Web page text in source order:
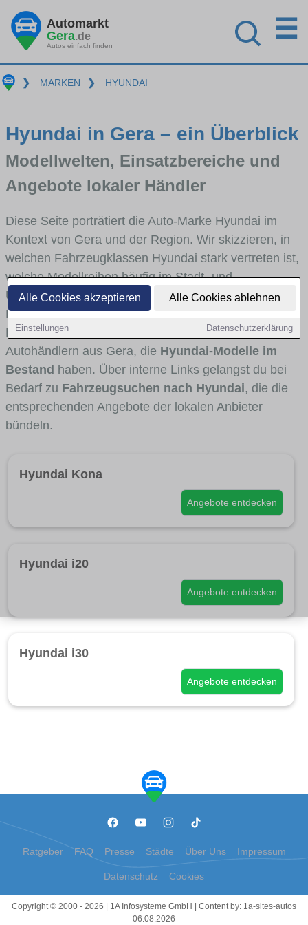
Alle Cookies akzeptieren Alle Cookies ablehnen
Einstellungen Datenschutzerklärung
Automarkt
Gera.de
Autos einfach finden
☰
❯ MARKEN ❯ HYUNDAI
Hyundai in Gera – ein Überblick
Modellwelten, Einsatzbereiche und
Angebote lokaler Händler
Diese Seite porträtiert die Auto-Marke Hyundai im
Kontext von Gera und der Region. Wir skizzieren, in
welchen Fahrzeugklassen Hyundai stark vertreten ist,
welche Modellreihen häufig im Stadt- und
Umlandverkehr zu sehen sind und für welche
Fahrertypen die Marke interessant ist. Viele
Fahrzeuge stammen von Autohäusern und
Autohändlern aus Gera, die Hyundai-Modelle im
Bestand haben. Über interne Links gelangst du bei
Bedarf zu Fahrzeugsuchen nach Hyundai, die die
entsprechenden Angebote der lokalen Anbieter
bündeln.
Hyundai Kona
Angebote entdecken
Hyundai i20
Angebote entdecken
Hyundai i30
Angebote entdecken
Ratgeber FAQ Presse Städte Über Uns Impressum
Datenschutz Cookies
Copyright © 2000 - 2026 | 1A Infosysteme GmbH | Content by: 1a-sites-autos
06.08.2026